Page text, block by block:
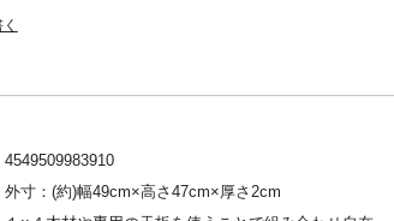
4549509983910
外寸：(約)幅49cm×高さ47cm×厚さ2cm